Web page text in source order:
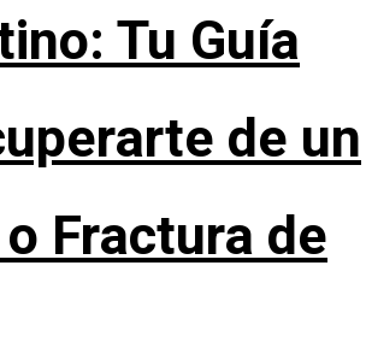
Tu Guía
de un
Fractura de